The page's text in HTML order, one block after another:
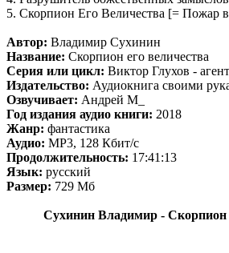
5. Скорпион Его Величества [= Пожар
Автор: Владимир Сухинин
Название: Скорпион его величества
Серия или цикл: Виктор Глухов -
Издательство: Аудиокнига своими
Озвучивает: Андрей М_
Год издания аудио книги: 2018
Жанр: фантастика
Аудио: MP3, 128 Кбит/с
Продолжительность: 17:41:13
Язык: русский
Размер: 729 Mб
Сухинин Владимир - Скорпион